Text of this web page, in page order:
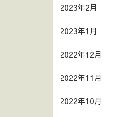
2023年2月
2023年1月
2022年12月
2022年11月
2022年10月